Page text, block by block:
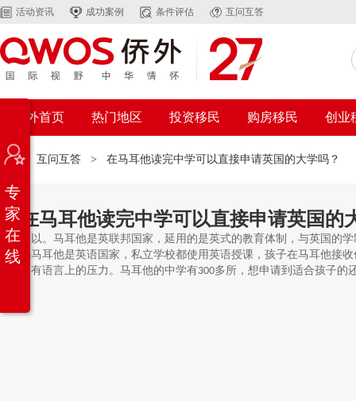
活动资讯 成功案例 条件评估 互问互答
侨外首页 热门地区 投资移民 购房移民 创业
位置： 互问互答 > 在马耳他读完中学可以直接申请英国的大学吗？
在马耳他读完中学可以直接申请英国的
可以。马耳他是英联邦国家，延用的是英式的教育体制，与英国的
外马耳他是英语国家，私立学校都使用英语授课，孩子在马耳他接
再有语言上的压力。马耳他的中学有300多所，想申请到适合孩子的
专
家
在
线